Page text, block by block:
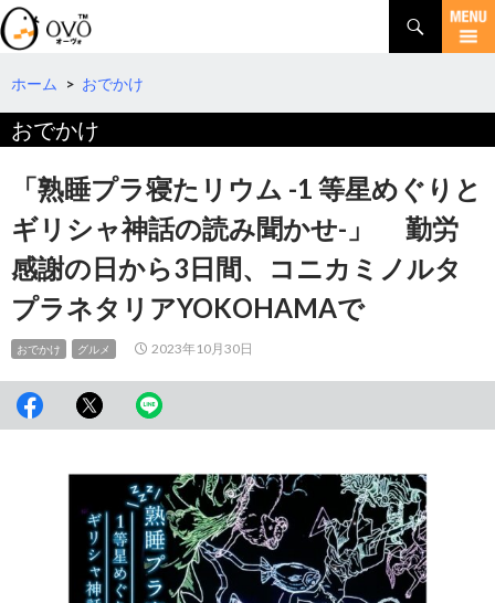
検
索
コ
テ
ツ
へ
ホーム > おでかけ
おでかけ
「熟睡プラ寝たリウム -1 等星めぐりと
ギリシャ神話の読み聞かせ-」 勤労
感謝の日から3日間、コニカミノルタ
プラネタリアYOKOHAMAで
おでかけ グルメ 2023年10月30日